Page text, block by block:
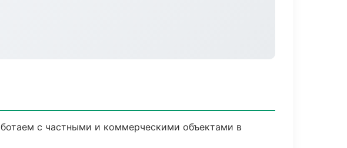
с частными и коммерческими объектами в